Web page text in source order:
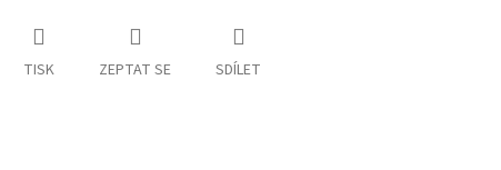
TISK ZEPTAT SE SDÍLET